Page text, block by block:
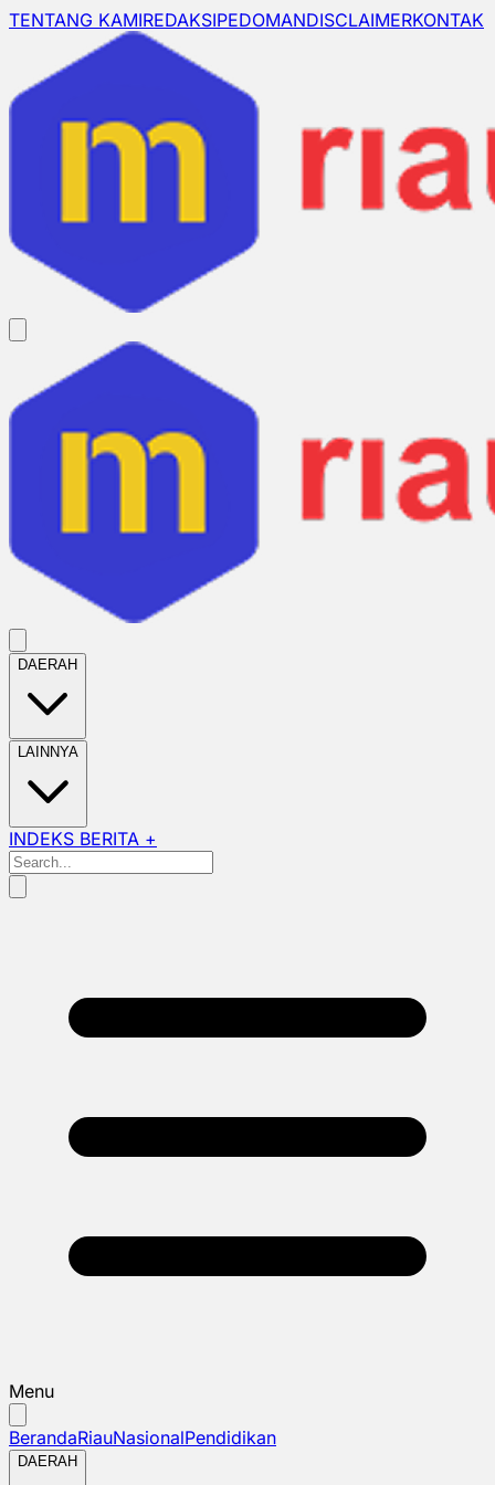
TENTANG KAMIREDAKSIPEDOMANDISCLAIMERKONTAK
DAERAH
LAINNYA
INDEKS BERITA +
Menu
BerandaRiauNasionalPendidikan
DAERAH